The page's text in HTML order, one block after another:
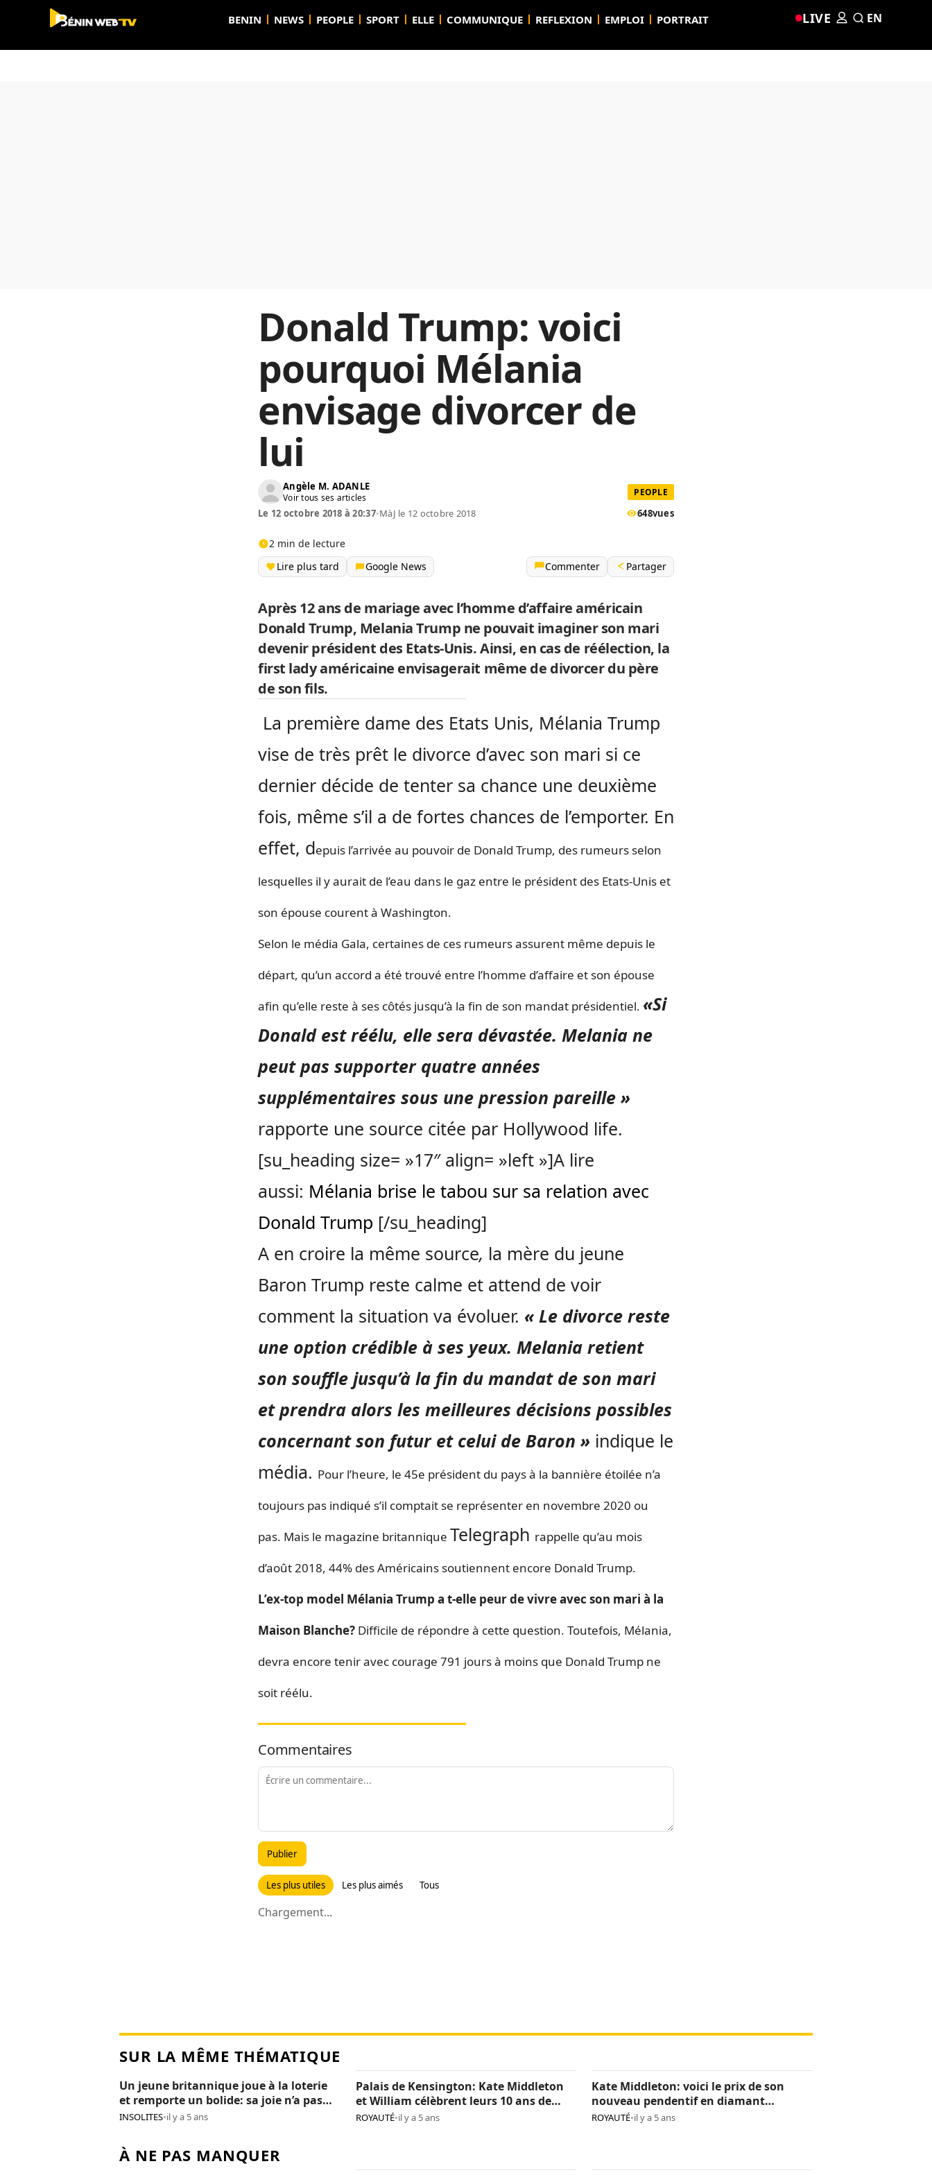
BENIN NEWS PEOPLE SPORT ELLE COMMUNIQUE REFLEXION EMPLOI PORTRAIT LIVE EN
Donald Trump: voici
pourquoi Mélania
envisage divorcer de
lui
Angèle M. ADANLE
Voir tous ses articles PEOPLE
Le 12 octobre 2018 à 20:37•MàJ le 12 octobre 2018 648vues
2 min de lecture
Lire plus tard
Google News Commenter Partager
Après 12 ans de mariage avec l’homme d’affaire américain
Donald Trump, Melania Trump ne pouvait imaginer son mari
devenir président des Etats-Unis.Ainsi, en cas de réélection, la
first lady américaine envisagerait même de divorcer du père
de son fils.
La première dame des Etats Unis, Mélania Trump
vise de très prêt le divorce d’avec son mari si ce
dernier décide de tenter sa chance une deuxième
fois, même s’il a de fortes chances de l’emporter. En
effet, depuis l’arrivée au pouvoir de Donald Trump, des rumeurs selon
lesquelles il y aurait de l’eau dans le gaz entre le président des Etats-Unis et
son épouse courent à Washington.
Selon le média Gala, certaines de ces rumeurs assurent même depuis le
départ, qu’un accord a été trouvé entre l’homme d’affaire et son épouse
afin qu’elle reste à ses côtés jusqu’à la fin de son mandat présidentiel. «Si
Donald est réélu, elle sera dévastée. Melania ne
peut pas supporter quatre années
supplémentaires sous une pression pareille »
rapporte une source citée par Hollywood life.
[su_heading size= »17″ align= »left »]A lire
aussi: Mélania brise le tabou sur sa relation avec
Donald Trump [/su_heading]
A en croire la même source, la mère du jeune
Baron Trump reste calme et attend de voir
comment la situation va évoluer. « Le divorce reste
une option crédible à ses yeux. Melania retient
son souffle jusqu’à la fin du mandat de son mari
et prendra alors les meilleures décisions possibles
concernant son futur et celui de Baron » indique le
média. Pour l’heure, le 45e président du pays à la bannière étoilée n’a
toujours pas indiqué s’il comptait se représenter en novembre 2020 ou
pas. Mais le magazine britannique Telegraph rappelle qu’au mois
d’août 2018, 44% des Américains soutiennent encore Donald Trump.
L’ex-top model Mélania Trump a t-elle peur de vivre avec son mari à la
Maison Blanche? Difficile de répondre à cette question. Toutefois, Mélania,
devra encore tenir avec courage 791 jours à moins que Donald Trump ne
soit réélu.
Commentaires
Publier
Les plus utiles Les plus aimés Tous
Chargement...
SUR LA MÊME THÉMATIQUE
Un jeune britannique joue à la loterie
et remporte un bolide: sa joie n’a pas
duré 24H
INSOLITES•il y a 5 ans
Palais de Kensington: Kate Middleton
et William célèbrent leurs 10 ans de
mariage (photos)
ROYAUTÉ•il y a 5 ans
Kate Middleton: voici le prix de son
nouveau pendentif en diamant
(photos)
ROYAUTÉ•il y a 5 ans
À NE PAS MANQUER